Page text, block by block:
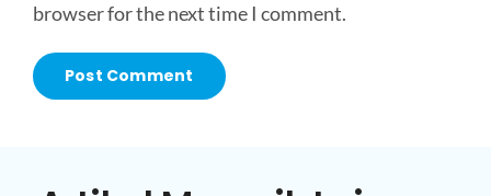
browser for the next time I comment.